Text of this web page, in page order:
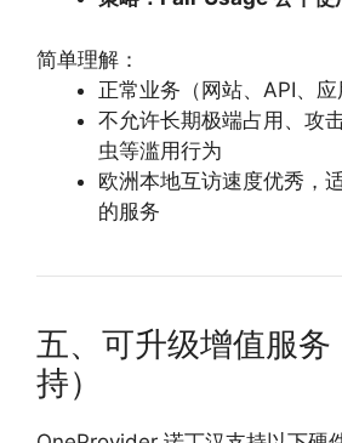
简单理解：
正常业务（网站、API、应
不允许长期极端占用、攻
虫等滥用行为
欧洲本地互访速度优秀，
的服务
五、可升级增值服务
持）